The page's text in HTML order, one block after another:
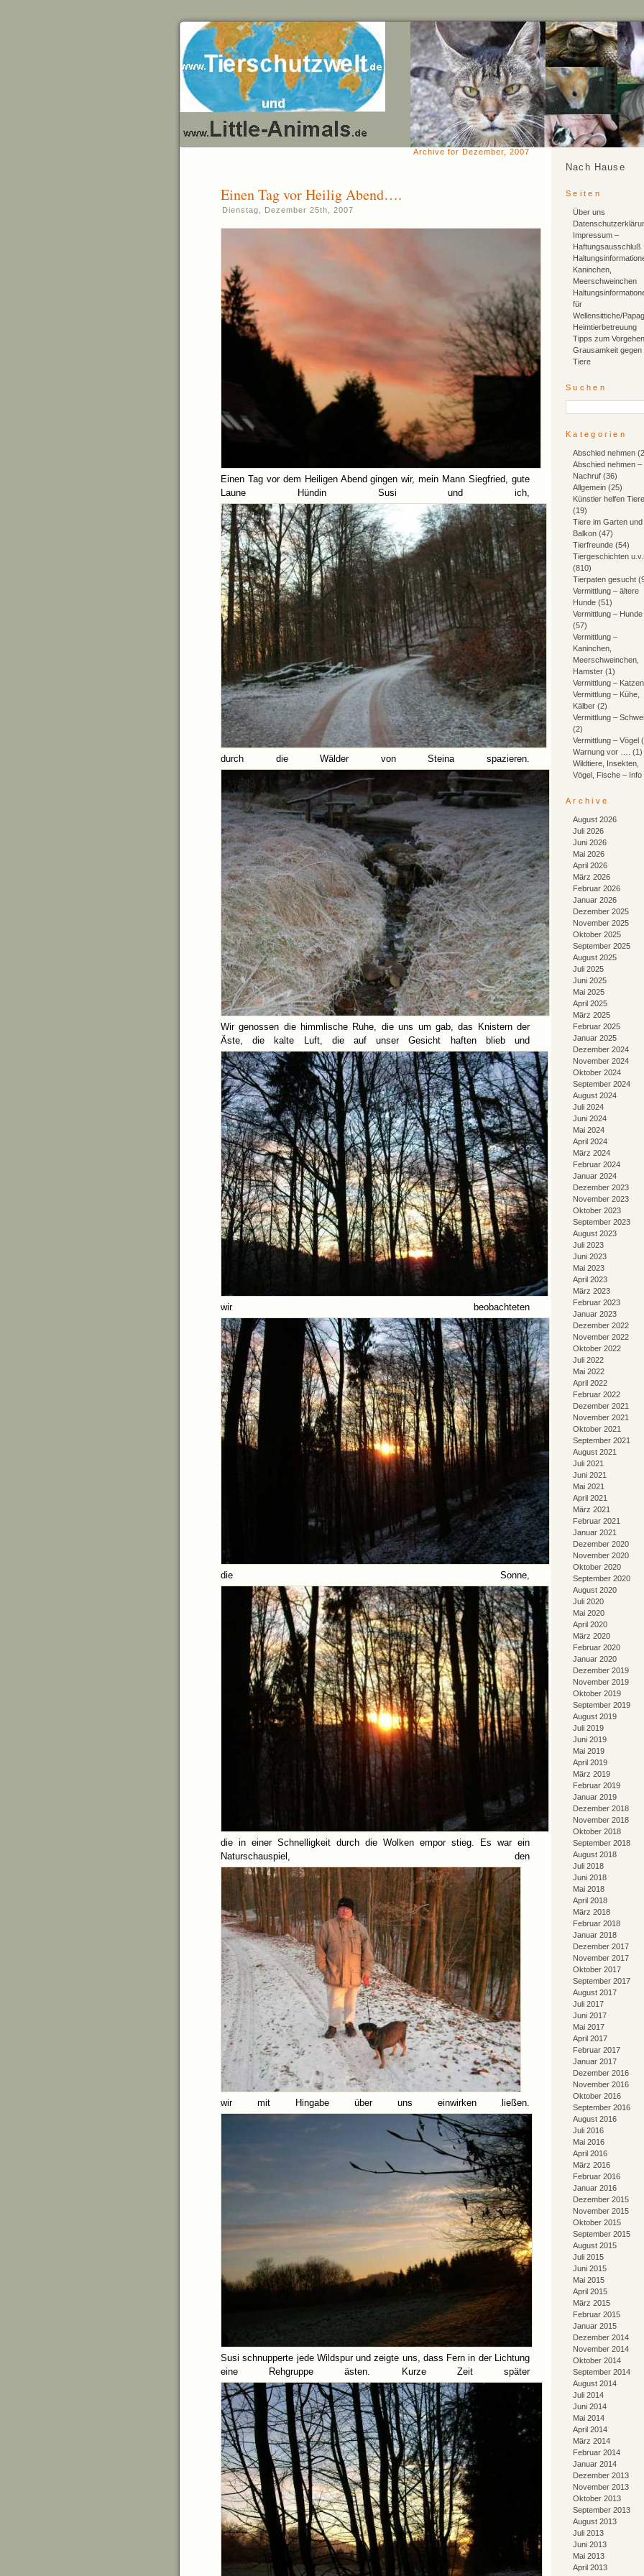
Archive for Dezember, 2007
Einen Tag vor Heilig Abend….
Dienstag, Dezember 25th, 2007
Einen Tag vor dem Heiligen Abend gingen wir, mein Mann Siegfried, gute
Laune Hündin Susi und ich,
durch die Wälder von Steina spazieren.
Wir genossen die himmlische Ruhe, die uns um gab, das Knistern der
Äste, die kalte Luft, die auf unser Gesicht haften blieb und
wir beobachteten
die Sonne,
die in einer Schnelligkeit durch die Wolken empor stieg. Es war ein
Naturschauspiel, den
wir mit Hingabe über uns einwirken ließen.
Susi schnupperte jede Wildspur und zeigte uns, dass Fern in der Lichtung
eine Rehgruppe ästen. Kurze Zeit später
Nach Hause
Seiten
Über uns
Impressum –
Haftungsausschluß
Kaninchen,
Meerschweinchen
für
Wellensittiche/
Heimtierbetreuung
Tipps zum
Grausamkeit gegen
Tiere
Suchen
Kategorien
Abschied nehmen
Abschied nehmen –
Nachruf (36)
Allgemein (25)
Künstler helfen
(19)
Tiere im Garten und
Balkon (47)
Tierfreunde (54)
Tiergeschichten
(810)
Tierpaten gesucht
Vermittlung – ältere
Hunde (51)
Vermittlung – Hunde
(57)
Vermittlung –
Kaninchen,
Meerschweinchen,
Hamster (1)
Vermittlung – Katzen
Vermittlung – Kühe,
Kälber (2)
Vermittlung –
(2)
Vermittlung – Vögel
Warnung vor ….
(1)
Wildtiere, Insekten,
Vögel, Fische – Info
Archive
August 2026
Juli 2026
Juni 2026
Mai 2026
April 2026
März 2026
Februar 2026
Januar 2026
Dezember 2025
November 2025
Oktober 2025
September 2025
August 2025
Juli 2025
Juni 2025
Mai 2025
April 2025
März 2025
Februar 2025
Januar 2025
Dezember 2024
November 2024
Oktober 2024
September 2024
August 2024
Juli 2024
Juni 2024
Mai 2024
April 2024
März 2024
Februar 2024
Januar 2024
Dezember 2023
November 2023
Oktober 2023
September 2023
August 2023
Juli 2023
Juni 2023
Mai 2023
April 2023
März 2023
Februar 2023
Januar 2023
Dezember 2022
November 2022
Oktober 2022
Juli 2022
Mai 2022
April 2022
Februar 2022
Dezember 2021
November 2021
Oktober 2021
September 2021
August 2021
Juli 2021
Juni 2021
Mai 2021
April 2021
März 2021
Februar 2021
Januar 2021
Dezember 2020
November 2020
Oktober 2020
September 2020
August 2020
Juli 2020
Mai 2020
April 2020
März 2020
Februar 2020
Januar 2020
Dezember 2019
November 2019
Oktober 2019
September 2019
August 2019
Juli 2019
Juni 2019
Mai 2019
April 2019
März 2019
Februar 2019
Januar 2019
Dezember 2018
November 2018
Oktober 2018
September 2018
August 2018
Juli 2018
Juni 2018
Mai 2018
April 2018
März 2018
Februar 2018
Januar 2018
Dezember 2017
November 2017
Oktober 2017
September 2017
August 2017
Juli 2017
Juni 2017
Mai 2017
April 2017
Februar 2017
Januar 2017
Dezember 2016
November 2016
Oktober 2016
September 2016
August 2016
Juli 2016
Mai 2016
April 2016
März 2016
Februar 2016
Januar 2016
Dezember 2015
November 2015
Oktober 2015
September 2015
August 2015
Juli 2015
Juni 2015
Mai 2015
April 2015
März 2015
Februar 2015
Januar 2015
Dezember 2014
November 2014
Oktober 2014
September 2014
August 2014
Juli 2014
Juni 2014
Mai 2014
April 2014
März 2014
Februar 2014
Januar 2014
Dezember 2013
November 2013
Oktober 2013
September 2013
August 2013
Juli 2013
Juni 2013
Mai 2013
April 2013